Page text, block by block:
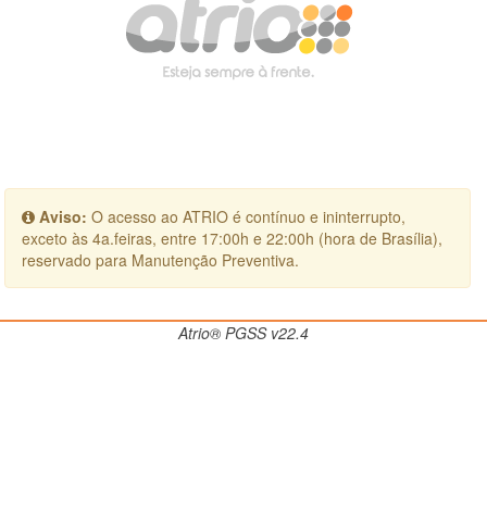
Aviso: O acesso ao ATRIO é contínuo e ininterrupto,
exceto às 4a.feiras, entre 17:00h e 22:00h (hora de Brasília),
reservado para Manutenção Preventiva.
Atrio® PGSS v22.4